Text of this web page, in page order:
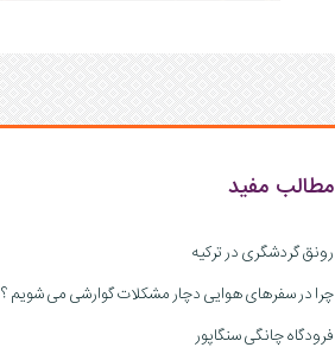
مطالب مفید
رونق گردشگری در ترکیه
چرا در سفرهای هوایی دچار مشکلات گوارشی می شویم ؟
فرودگاه چانگی سنگاپور